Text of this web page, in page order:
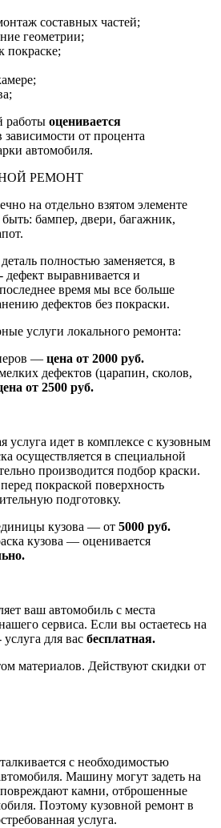
составных частей;
геометрии;
покраске;
работы оценивается
зависимости от процента
автомобиля.
РЕМОНТ
на отдельно взятом элементе
бампер, двери, багажник,
полностью заменяется, в
выравнивается и
время мы все больше
дефектов без покраски.
услуги локального ремонта:
— цена от 2000 руб.
дефектов (царапин, сколов,
от 2500 руб.
услуга идет в комплексе с кузовным
осуществляется в специальной
производится подбор краски.
покраской поверхность
подготовку.
кузова — от 5000 руб.
кузова — оценивается
ваш автомобиль с места
сервиса. Если вы остаетесь на
для вас бесплатная.
материалов. Действуют скидки от
с необходимостью
Машину могут задеть на
камни, отброшенные
Поэтому кузовной ремонт в
услуга.